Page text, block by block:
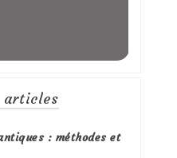
articles
: méthodes et